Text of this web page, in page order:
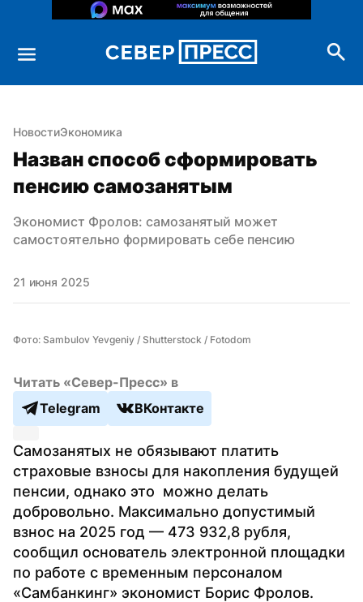
НовостиЭкономика
Назван способ сформировать
пенсию самозанятым
Экономист Фролов: самозанятый может
самостоятельно формировать себе пенсию
21 июня 2025
Фото: Sambulov Yevgeniy / Shutterstock / Fotodom
Читать «Север-Пресс» в
Telegram
ВКонтакте
Самозанятых не обязывают платить
страховые взносы для накопления будущей
пенсии, однако это  можно делать
добровольно. Максимально допустимый
взнос на 2025 год — 473 932,8 рубля,
сообщил основатель электронной площадки
по работе с временным персоналом
«Самбанкинг» экономист Борис Фролов.